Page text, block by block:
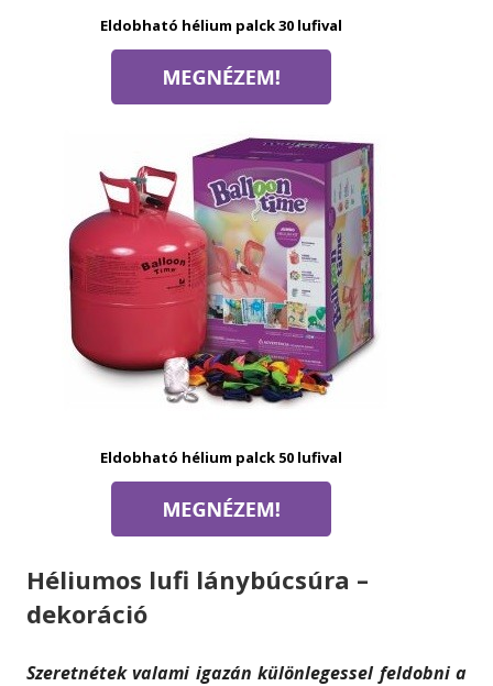
Eldobható hélium palck 30 lufival
Eldobható hélium palck 50 lufival
Héliumos lufi lánybúcsúra –
dekoráció
Szeretnétek valami igazán különlegessel feldobni a